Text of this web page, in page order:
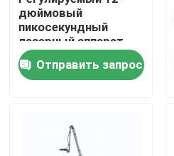
Дом
Ролики
дюймовый
пикосекундный
лазерный аппарат
Отправить запрос